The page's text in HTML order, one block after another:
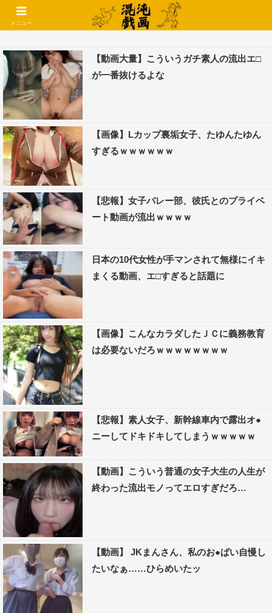
コメントでコテハン使えるようになりました🌱
【動画大量】こういうガチ素人の流出エ□
が一番抜けるよな
【画像】Lカップ裏垢女子、たゆんたゆん
すぎるｗｗｗｗｗｗ
【悲報】女子バレー部、彼氏とのプライベ
ート動画が流出ｗｗｗｗ
日本の10代女性が手マンされて無様にイキ
まくる動画、エ□すぎると話題に
【画像】こんなカラダしたＪＣに義務教育
は必要ないだろｗｗｗｗｗｗｗｗ
【悲報】素人女子、新幹線車内で露出オ●
ニーしてドキドキしてしまうｗｗｗｗｗ
【動画】こういう普通の女子大生の人生が
終わった流出モノってエロすぎだろ…
【動画】 JKまんさん、私のお●ぱい自慢し
たいなぁ……ひらめいたッ
メニュー